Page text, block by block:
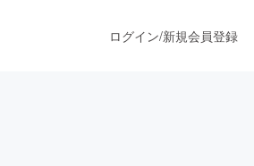
ログイン/新規会員登録